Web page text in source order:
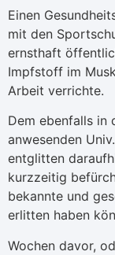
Einen
mit den
ernsthaft
Impfstoff im
Arbeit verrichte.
Dem ebenfalls in
anwesenden
entglitten
kurzzeitig
bekannte und
erlitten haben
Wochen davor,